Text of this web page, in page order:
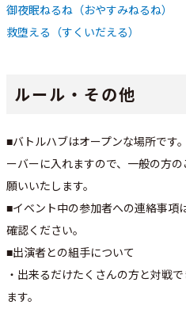
御夜眠ねるね（おやすみねるね）
救堕える（すくいだえる）
ルール・その他
■バトルハブはオープンな場所です
ーバーに入れますので、一般の方
願いいたします。
■イベント中の参加者への連絡事項
確認ください。
■出演者との組手について
・出来るだけたくさんの方と対戦
ます。